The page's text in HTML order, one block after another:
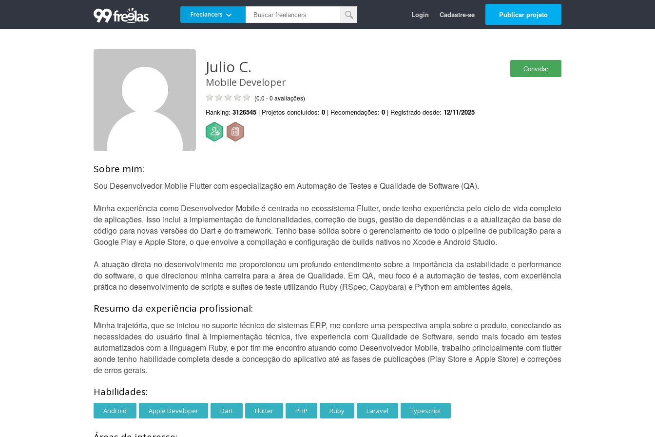
Freelancers Login Cadastre-se Publicar projeto
Convidar
Julio C.
Mobile Developer
(0.0 - 0 avaliações)
Ranking: 3126545 | Projetos concluídos: 0 | Recomendações: 0 | Registrado desde: 12/11/2025
Sobre mim:
Sou Desenvolvedor Mobile Flutter com especialização em Automação de Testes e Qualidade de Software (QA).
Minha experiência como Desenvolvedor Mobile é centrada no ecossistema Flutter, onde tenho experiência pelo ciclo de vida completo
de aplicações. Isso inclui a implementação de funcionalidades, correção de bugs, gestão de dependências e a atualização da base de
código para novas versões do Dart e do framework. Tenho base sólida sobre o gerenciamento de todo o pipeline de publicação para a
Google Play e Apple Store, o que envolve a compilação e configuração de builds nativos no Xcode e Android Studio.
A atuação direta no desenvolvimento me proporcionou um profundo entendimento sobre a importância da estabilidade e performance
do software, o que direcionou minha carreira para a área de Qualidade. Em QA, meu foco é a automação de testes, com experiência
prática no desenvolvimento de scripts e suítes de teste utilizando Ruby (RSpec, Capybara) e Python em ambientes ágeis.
Resumo da experiência profissional:
Minha trajetória, que se iniciou no suporte técnico de sistemas ERP, me confere uma perspectiva ampla sobre o produto, conectando as
necessidades do usuário final à implementação técnica, tive experiencia com Qualidade de Software, sendo mais focado em testes
automatizados com a linguagem Ruby, e por fim me encontro atuando como Desenvolvedor Mobile, trabalho principalmente com flutter
aonde tenho habilidade completa desde a concepção do aplicativo até as fases de publicações (Play Store e Apple Store) e correções
de erros gerais.
Habilidades:
Android Apple Developer Dart Flutter PHP Ruby Laravel Typescript